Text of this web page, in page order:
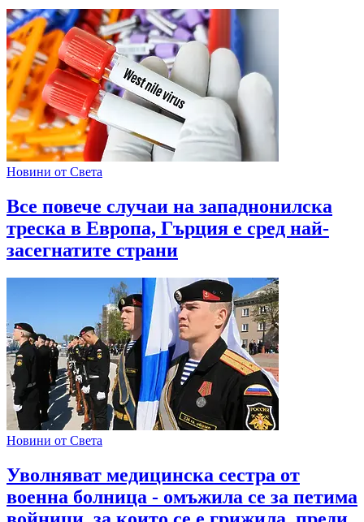
Новини от Света
Все повече случаи на западнонилска
треска в Европа, Гърция е сред най-
засегнатите страни
Новини от Света
Уволняват медицинска сестра от
военна болница - омъжила се за петима